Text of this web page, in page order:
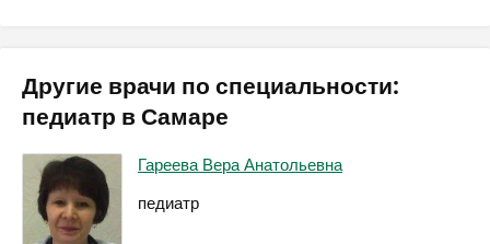
Другие врачи по специальности:
педиатр в Самаре
Гареева Вера Анатольевна
педиатр